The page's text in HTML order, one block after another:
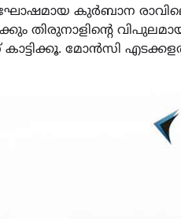
കുർബാന
തിരുനാളിൻ്റെ വിപുലമായ
മോൻസി